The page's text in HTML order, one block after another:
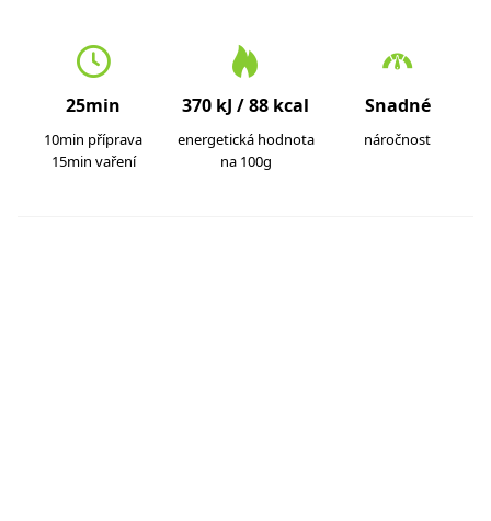
25min
10min příprava
15min vaření
370 kJ / 88 kcal
energetická hodnota
na 100g
Snadné
náročnost